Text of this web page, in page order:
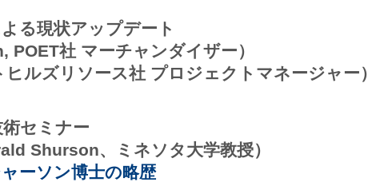
る現状アップデート
POET社 マーチャンダイザー）
ルズリソース社 プロジェクトマネージャー）
セミナー
Shurson、ミネソタ大学教授）
ーソン博士の略歴